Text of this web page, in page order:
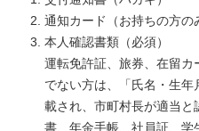
通知カード（お持ちの方の
本人確認書類（必須）
運転免許証、旅券、在留
でない方は、「氏名・生
載され、市町村長が適当
書、年金手帳、社員証、